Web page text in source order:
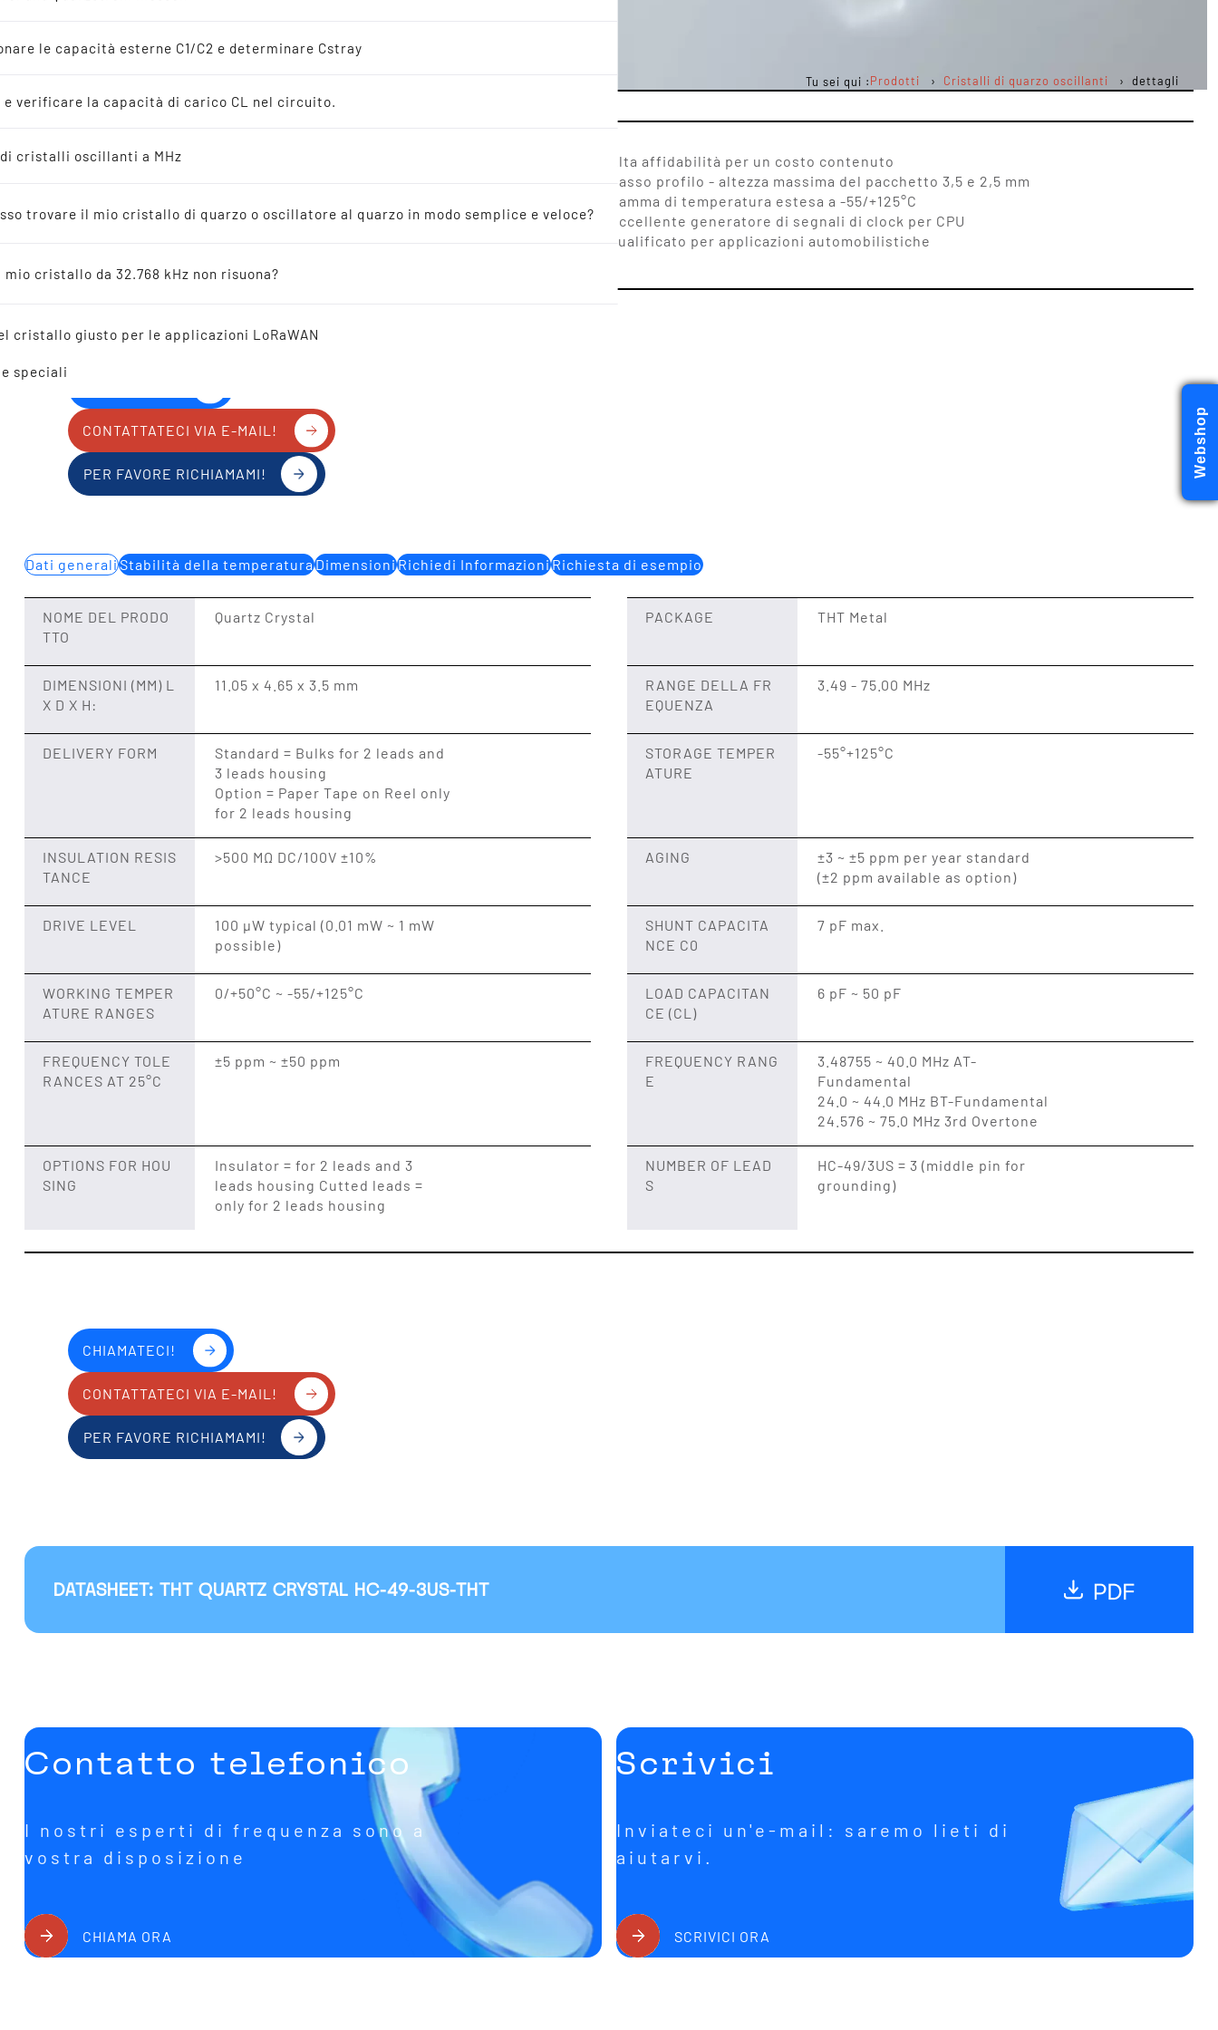
a 32.768 kHz
speciali
le capacità esterne C1/C2 e determinare Cstray
e verificare la capacità di carico CL nel circuito.
cristalli oscillanti a MHz
trovare il mio cristallo di quarzo o oscillatore al quarzo in modo semplice e veloce?
mio cristallo da 32.768 kHz non risuona?
cristallo giusto per le applicazioni LoRaWAN
Tu sei qui :Prodotti Cristalli di quarzo oscillanti dettagli
THT QUARTZ CRYSTAL HC-49/US 3
LEADS 11.05 x 4.65 mm 3.48755 -
Alta affidabilità per un costo contenuto
Basso profilo - altezza massima del pacchetto 3,5 e 2,5 mm
Gamma di temperatura estesa a -55/+125°C
Eccellente generatore di segnali di clock per CPU
Qualificato per applicazioni automobilistiche
CONTATTATECI VIA E-MAIL!
PER FAVORE RICHIAMAMI!
Dati generaliStabilità della temperaturaDimensioniRichiedi InformazioniRichiesta di esempio
NOME DEL PRODO
TTO
Quartz Crystal PACKAGE THT Metal
DIMENSIONI (MM) L
X D X H:
11.05 x 4.65 x 3.5 mm
RANGE DELLA FR
EQUENZA
3.49 - 75.00 MHz
DELIVERY FORM
Standard = Bulks for 2 leads and
3 leads housing
Option = Paper Tape on Reel only
for 2 leads housing
STORAGE TEMPER
ATURE
-55°+125°C
INSULATION RESIS
TANCE
>500 MΩ DC/100V ±10% AGING
±3 ~ ±5 ppm per year standard
(±2 ppm available as option)
DRIVE LEVEL
100 µW typical (0.01 mW ~ 1 mW
possible)
SHUNT CAPACITA
NCE C0
7 pF max.
WORKING TEMPER
ATURE RANGES
0/+50°C ~ -55/+125°C
LOAD CAPACITAN
CE (CL)
6 pF ~ 50 pF
FREQUENCY TOLE
RANCES AT 25°C
±5 ppm ~ ±50 ppm
FREQUENCY RANG
E
3.48755 ~ 40.0 MHz AT-
Fundamental
24.0 ~ 44.0 MHz BT-Fundamental
24.576 ~ 75.0 MHz 3rd Overtone
OPTIONS FOR HOU
SING
Insulator = for 2 leads and 3
leads housing Cutted leads =
only for 2 leads housing
NUMBER OF LEAD
S
HC-49/3US = 3 (middle pin for
grounding)
CHIAMATECI!
CONTATTATECI VIA E-MAIL!
PER FAVORE RICHIAMAMI!
DATASHEET: THT QUARTZ CRYSTAL HC-49-3US-THT
Contatto telefonico
I nostri esperti di frequenza sono a
vostra disposizione
CHIAMA ORA
Scrivici
Inviateci un'e-mail: saremo lieti di
aiutarvi.
SCRIVICI ORA
Webshop